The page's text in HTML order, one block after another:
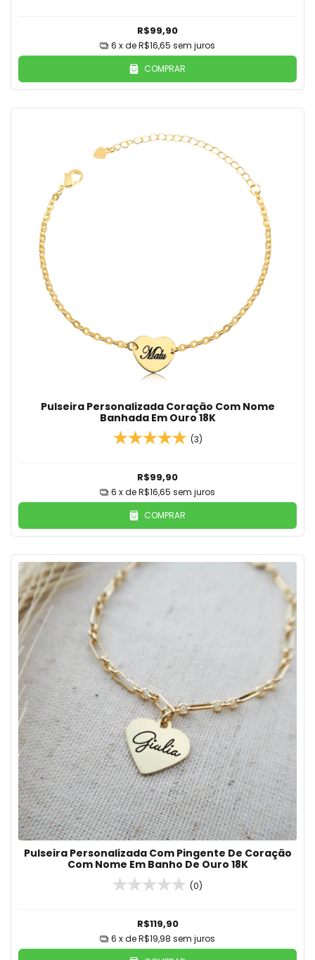
R$99,90
6 x deR$16,65 sem juros
COMPRAR
Pulseira Personalizada Coração Com Nome
Banhada Em Ouro 18K
(3)
R$99,90
6 x deR$16,65 sem juros
COMPRAR
Pulseira Personalizada Com Pingente De Coração
Com Nome Em Banho De Ouro 18K
(0)
R$119,90
6 x deR$19,98 sem juros